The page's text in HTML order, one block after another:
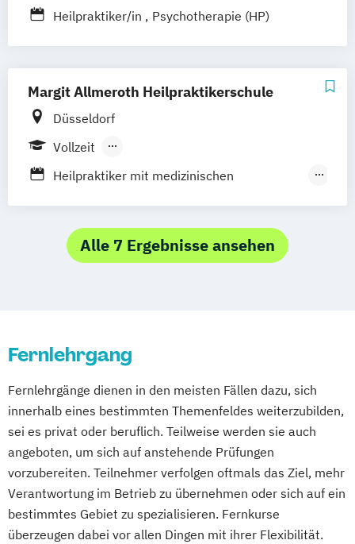
Heilpraktiker/in
Psychotherapie (HP)
Margit Allmeroth Heilpraktikerschule
Düsseldorf
Vollzeit
Berufsbegleitender Präsenzlehrgang
Heilpraktiker mit medizinischen
Kenntnisse
Heilpraktikerausbildung für Psychotherapie
Alle 7 Ergebnisse ansehen
Fernlehrgang
Fernlehrgänge dienen in den meisten Fällen dazu, sich
innerhalb eines bestimmten Themenfeldes weiterzubilden,
sei es privat oder beruflich. Teilweise werden sie auch
angeboten, um sich auf anstehende Prüfungen
vorzubereiten. Teilnehmer verfolgen oftmals das Ziel, mehr
Verantwortung im Betrieb zu übernehmen oder sich auf ein
bestimmtes Gebiet zu spezialisieren. Fernkurse
überzeugen dabei vor allen Dingen mit ihrer Flexibilität.